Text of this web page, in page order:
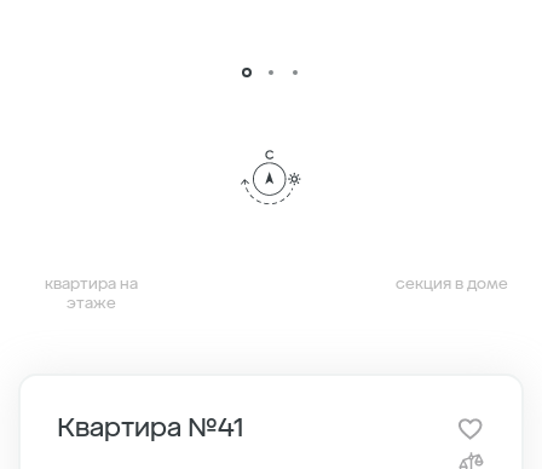
квартира на
этаже
секция в доме
Квартира №41